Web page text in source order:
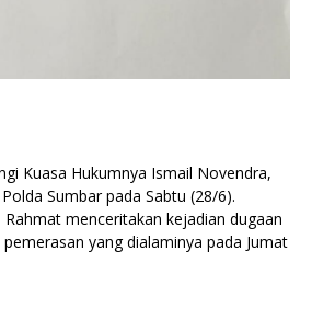
Kuasa Hukumnya Ismail Novendra,
Sumbar pada Sabtu (28/6).
menceritakan kejadian dugaan
yang dialaminya pada Jumat